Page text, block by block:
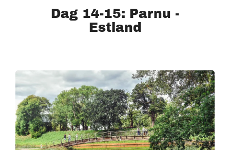
Dag 14-15: Parnu -
Estland